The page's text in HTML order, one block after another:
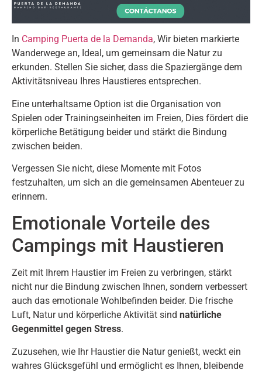
In Camping Puerta de la Demanda, Wir bieten markierte
Wanderwege an, Ideal, um gemeinsam die Natur zu
erkunden. Stellen Sie sicher, dass die Spaziergänge dem
Aktivitätsniveau Ihres Haustieres entsprechen.
Eine unterhaltsame Option ist die Organisation von
Spielen oder Trainingseinheiten im Freien, Dies fördert die
körperliche Betätigung beider und stärkt die Bindung
zwischen beiden.
Vergessen Sie nicht, diese Momente mit Fotos
festzuhalten, um sich an die gemeinsamen Abenteuer zu
erinnern.
Emotionale Vorteile des
Campings mit Haustieren
Zeit mit Ihrem Haustier im Freien zu verbringen, stärkt
nicht nur die Bindung zwischen Ihnen, sondern verbessert
auch das emotionale Wohlbefinden beider. Die frische
Luft, Natur und körperliche Aktivität sind natürliche
Gegenmittel gegen Stress.
Zuzusehen, wie Ihr Haustier die Natur genießt, weckt ein
wahres Glücksgefühl und ermöglicht es Ihnen, bleibende